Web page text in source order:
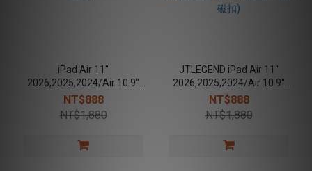
iPad Air 11''
2026,2025,2024/Air 10.9''
2022,2020 /Pro 11''
2022,2021 Mighty Shield防
摔殼(筆槽+後掀磁扣) -
NT$888
NT$1,880
JTLEGEND iPad Air 11''
2026,2025,2024/Air 10.9''
2022,2020 /Pro 11''
2022,2021 Mighty Shield防
摔殼(筆槽+前掀磁扣)
NT$888
NT$1,880